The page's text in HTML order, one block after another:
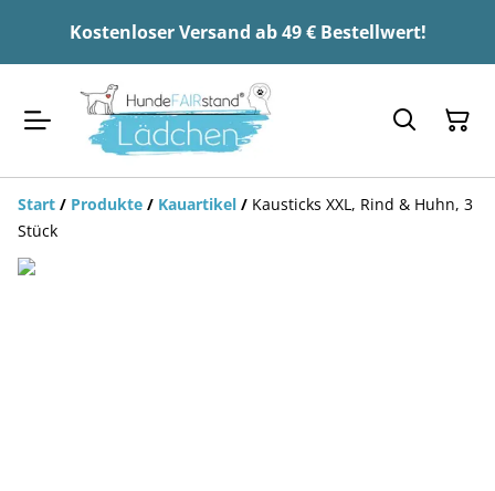
Kostenloser Versand ab 49 € Bestellwert!
Start / Produkte / Kauartikel / Kausticks XXL, Rind & Huhn, 3
Stück